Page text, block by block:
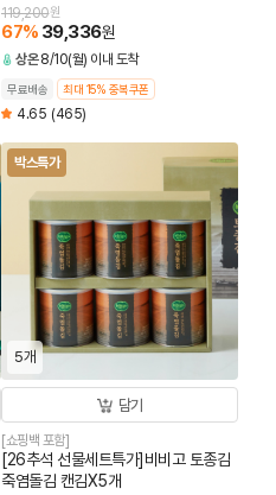
119,200원
67% 39,336원
상온 8/10(월) 이내 도착
무료배송 최대 15% 중복쿠폰
4.65 (465)
박스특가
5개
담기
[쇼핑백 포함]
[26추석 선물세트특가]비비고 토종김
죽염돌김 캔김X5개